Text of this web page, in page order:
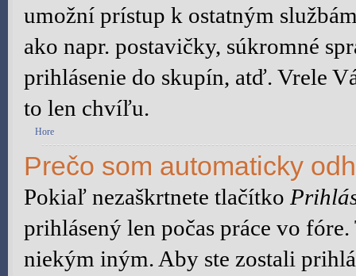
umožní prístup k ostatným
ako napr. postavičky, súkromné
prihlásenie do skupín, atď. Vrele
to len chvíľu.
Hore
Prečo som automaticky
Pokiaľ nezaškrtnete tlačítko
prihlásený len počas práce vo
niekým iným. Aby ste zostali